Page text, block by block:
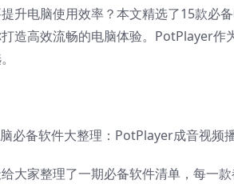
升电脑使用效率？本文精选了15款必
造高效流畅的电脑体验。PotPlayer作
必备软件大整理：PotPlayer成音视频
大家整理了一期必备软件清单，每一